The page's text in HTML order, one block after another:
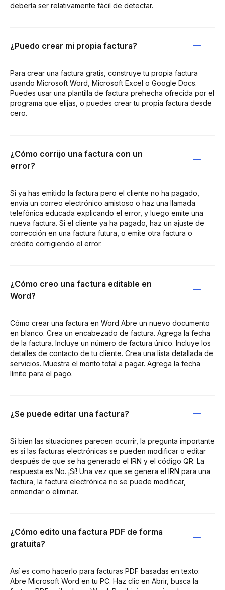
debería ser relativamente fácil de detectar.
¿Puedo crear mi propia factura?
Para crear una factura gratis, construye tu propia factura
usando Microsoft Word, Microsoft Excel o Google Docs.
Puedes usar una plantilla de factura prehecha ofrecida por el
programa que elijas, o puedes crear tu propia factura desde
cero.
¿Cómo corrijo una factura con un
error?
Si ya has emitido la factura pero el cliente no ha pagado,
envía un correo electrónico amistoso o haz una llamada
telefónica educada explicando el error, y luego emite una
nueva factura. Si el cliente ya ha pagado, haz un ajuste de
corrección en una factura futura, o emite otra factura o
crédito corrigiendo el error.
¿Cómo creo una factura editable en
Word?
Cómo crear una factura en Word Abre un nuevo documento
en blanco. Crea un encabezado de factura. Agrega la fecha
de la factura. Incluye un número de factura único. Incluye los
detalles de contacto de tu cliente. Crea una lista detallada de
servicios. Muestra el monto total a pagar. Agrega la fecha
límite para el pago.
¿Se puede editar una factura?
Si bien las situaciones parecen ocurrir, la pregunta importante
es si las facturas electrónicas se pueden modificar o editar
después de que se ha generado el IRN y el código QR. La
respuesta es No. ¡Sí! Una vez que se genera el IRN para una
factura, la factura electrónica no se puede modificar,
enmendar o eliminar.
¿Cómo edito una factura PDF de forma
gratuita?
Así es como hacerlo para facturas PDF basadas en texto:
Abre Microsoft Word en tu PC. Haz clic en Abrir, busca la